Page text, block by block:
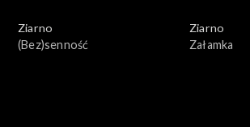
Ziarno
(Bez)senność
Ziarno
Załamka